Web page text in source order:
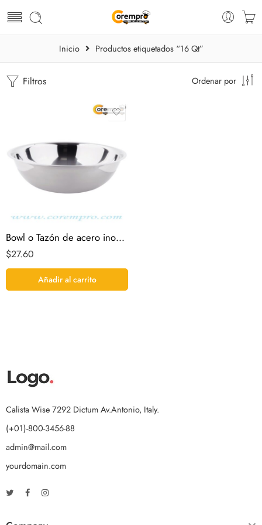
Inicio Productos etiquetados “16 Qt”
Filtros Ordenar por
Bowl o Tazón de acero inoxidable de 16 Qt
$27.60
Añadir al carrito
Calista Wise 7292 Dictum Av.Antonio, Italy.
(+01)-800-3456-88
admin@mail.com
yourdomain.com